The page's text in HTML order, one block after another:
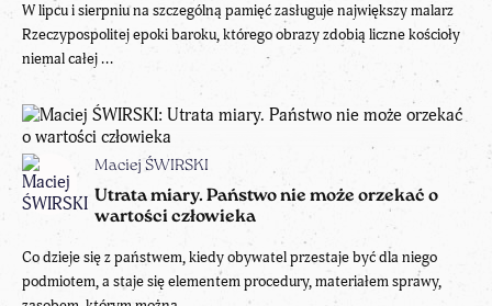
W lipcu i sierpniu na szczególną pamięć zasługuje największy malarz
Rzeczypospolitej epoki baroku, którego obrazy zdobią liczne kościoły
niemal całej ...
Maciej ŚWIRSKI
Utrata miary. Państwo nie może orzekać o
wartości człowieka
Co dzieje się z państwem, kiedy obywatel przestaje być dla niego
podmiotem, a staje się elementem procedury, materiałem sprawy,